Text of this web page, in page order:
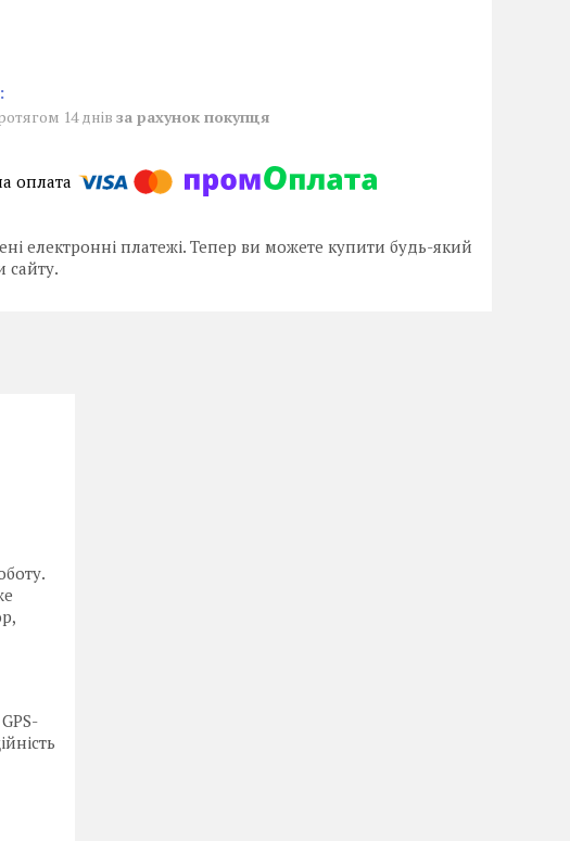
14 днів за рахунок покупця
електронні платежі. Тепер ви можете купити будь-який
сайту.